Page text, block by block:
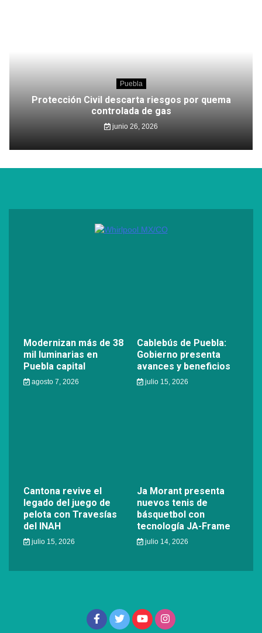
Puebla
Protección Civil descarta riesgos por quema
controlada de gas
junio 26, 2026
Modernizan más de 38
mil luminarias en
Puebla capital
agosto 7, 2026
Cablebús de Puebla:
Gobierno presenta
avances y beneficios
julio 15, 2026
Cantona revive el
legado del juego de
pelota con Travesías
del INAH
julio 15, 2026
Ja Morant presenta
nuevos tenis de
básquetbol con
tecnología JA-Frame
julio 14, 2026